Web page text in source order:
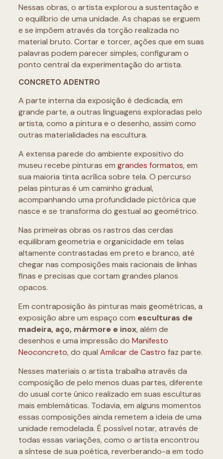
Nessas obras, o artista explorou a sustentação e
o equilíbrio de uma unidade. As chapas se erguem
e se impõem através da torção realizada no
material bruto. Cortar e torcer, ações que em suas
palavras podem parecer simples, configuram o
ponto central da experimentação do artista.
CONCRETO ADENTRO
A parte interna da exposição é dedicada, em
grande parte, a outras linguagens exploradas pelo
artista, como a pintura e o desenho, assim como
outras materialidades na escultura.
A extensa parede do ambiente expositivo do
museu recebe pinturas em grandes formatos, em
sua maioria tinta acrílica sobre tela. O percurso
pelas pinturas é um caminho gradual,
acompanhando uma profundidade pictórica que
nasce e se transforma do gestual ao geométrico.
Nas primeiras obras os rastros das cerdas
equilibram geometria e organicidade em telas
altamente contrastadas em preto e branco, até
chegar nas composições mais racionais de linhas
finas e precisas que cortam grandes planos
opacos.
Em contraposição às pinturas mais geométricas, a
exposição abre um espaço com esculturas de
madeira, aço, mármore e inox, além de
desenhos e uma impressão do Manifesto
Neoconcreto, do qual Amilcar de Castro faz parte.
Nesses materiais o artista trabalha através da
composição de pelo menos duas partes, diferente
do usual corte único realizado em suas esculturas
mais emblemáticas. Todavia, em alguns momentos
essas composições ainda remetem a ideia de uma
unidade remodelada. É possível notar, através de
todas essas variações, como o artista encontrou
a síntese de sua poética, reverberando-a em todo